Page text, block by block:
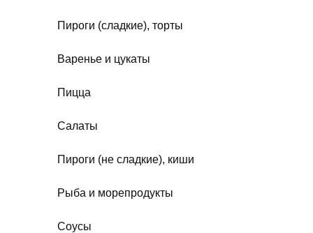
Пироги (сладкие), торты
Варенье и цукаты
Пицца
Салаты
Пироги (не сладкие), киши
Рыба и морепродукты
Соусы